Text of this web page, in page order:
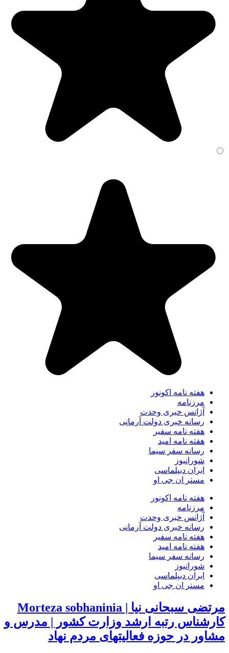
هفته نامه اکونور
مرزنامه
آژانس خبری وحدت
رسانه خبری دولت آرمانی
هفته نامه سفیر
هفته نامه امید
رسانه سفر سیما
شورانیوز
ایران دیپلماسی
مستر ان جی او
هفته نامه اکونور
مرزنامه
آژانس خبری وحدت
رسانه خبری دولت آرمانی
هفته نامه سفیر
هفته نامه امید
رسانه سفر سیما
شورانیوز
ایران دیپلماسی
مستر ان جی او
مرتضی سبحانی نیا | Morteza sobhaninia
کارشناس رتبه ارشد وزارت کشور | مدرس و
مشاور در حوزه فعالیتهای مردم نهاد